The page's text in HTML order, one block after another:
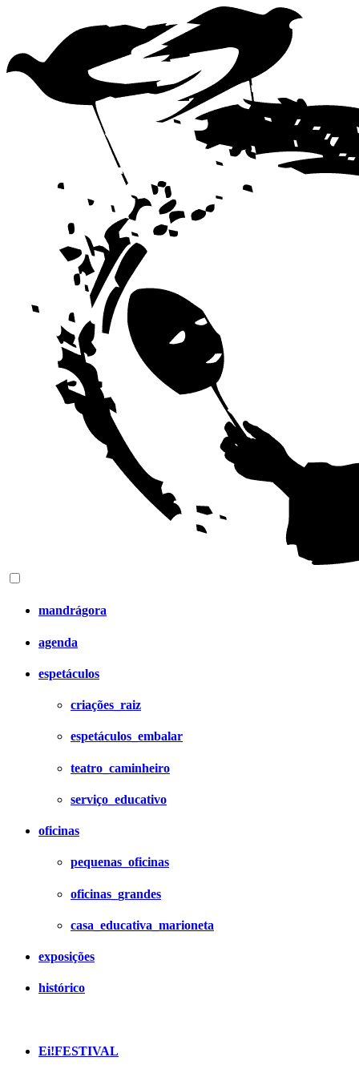
mandrágora
agenda
espetáculos
criações_raiz
espetáculos_embalar
teatro_caminheiro
serviço_educativo
oficinas
pequenas_oficinas
oficinas_grandes
casa_educativa_marioneta
exposições
histórico
Ei!FESTIVAL